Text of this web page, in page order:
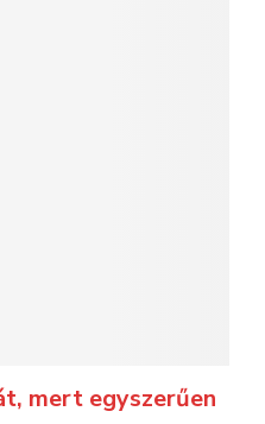
mert egyszerűen